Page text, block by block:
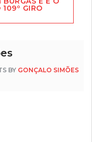
109º GIRO
BY GONÇALO SIMÕES